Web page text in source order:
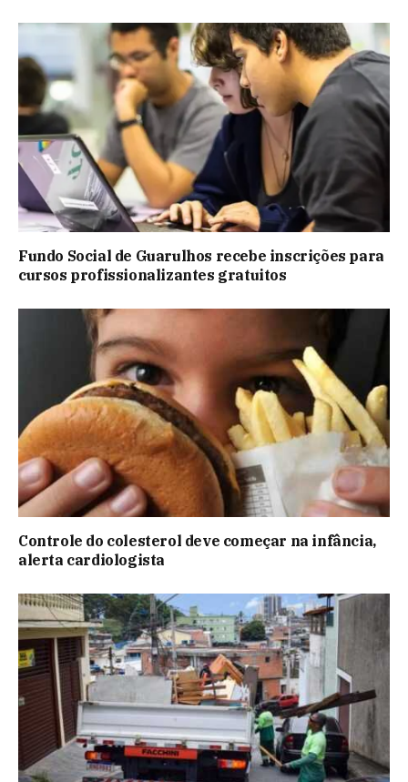
Fundo Social de Guarulhos recebe inscrições para
cursos profissionalizantes gratuitos
Controle do colesterol deve começar na infância,
alerta cardiologista